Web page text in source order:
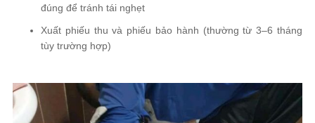
đúng để tránh tái nghẹt
Xuất phiếu thu và phiếu bảo hành (thường từ 3–6 tháng
tùy trường hợp)